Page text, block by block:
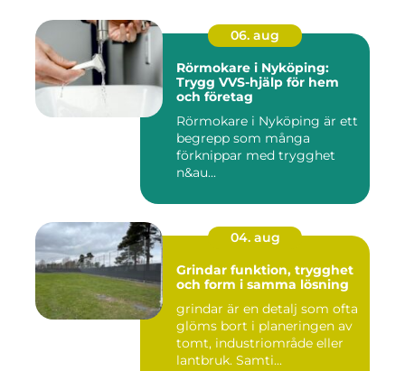
06. aug
Rörmokare i Nyköping:
Trygg VVS-hjälp för hem
och företag
Rörmokare i Nyköping är ett
begrepp som många
förknippar med trygghet
n&au...
04. aug
Grindar funktion, trygghet
och form i samma lösning
grindar är en detalj som ofta
glöms bort i planeringen av
tomt, industriområde eller
lantbruk. Samti...